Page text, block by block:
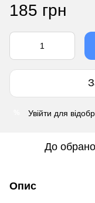
185 грн
Увійти для
До
Опис